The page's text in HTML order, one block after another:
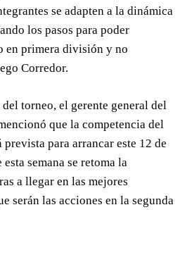
se adapten a la dinámica
los pasos para poder
en primera división y no
Corredor.
torneo, el gerente general del
que la competencia del
prevista para arrancar este 12 de
semana se retoma la
a llegar en las mejores
serán las acciones en la segunda